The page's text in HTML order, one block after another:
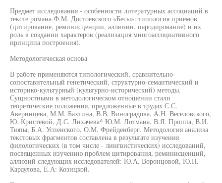
Предмет исследования - особенности литературных ассоциаций в
тексте романа Ф.М. Достоевского «Бесы»: типология приемов
(цитирование, реминисценции, аллюзии, пародирование) и их
роль в создании характеров (реализация многоассоциативного
принципа построения).
Методологическая основа
В работе применяются типологический, сравнительно-
сопоставительный генетический, структурно-семантический и
историко-культурный (культурно-исторический) методы.
Сущностными в методологическом отношении стали
теоретические положения, предложенные в трудах С.С.
Аверинцева, М.М. Бахтина, В.В. Виноградова, А.Н. Веселовского,
Ю. Кристевой, Д.С. Лихачева^ Ю.М. Лотмана, В.Я. Проппа, В.И.
Тюпы, Б.А. Успенского, О.М. Фрейденберг. Методология анализа
текстовых фрагментов составлена в результате изучения
филологических (в том числе - лингвистических) исследований,
посвященных изучению проблем цитирования, реминисценций,
аллюзий следующих исследователей: Ю.А. Воронцовой, Ю.Н.
Караулова, Е.А: Козицкой.